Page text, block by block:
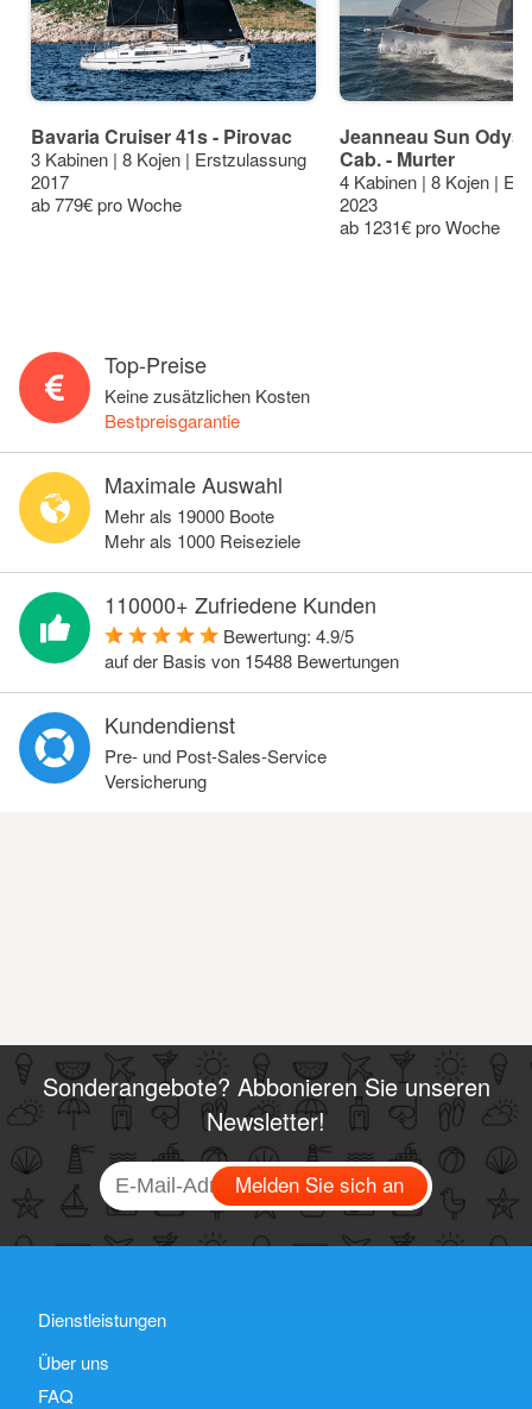
Bavaria Cruiser 41s - Pirovac
3 Kabinen | 8 Kojen | Erstzulassung
2017
ab 779€ pro Woche
Jeanneau Sun
Cab. - Murter
4 Kabinen | 8 Kojen |
2023
ab 1231€ pro Woche
Top-Preise
Keine zusätzlichen Kosten
Bestpreisgarantie
Maximale Auswahl
Mehr als 19000 Boote
Mehr als 1000 Reiseziele
110000+ Zufriedene Kunden
Bewertung: 4.9/5
auf der Basis von 15488 Bewertungen
Kundendienst
Pre- und Post-Sales-Service
Versicherung
Sonderangebote? Abbonieren Sie unseren
Newsletter!
Melden Sie sich an
Dienstleistungen
Über uns
FAQ